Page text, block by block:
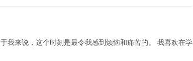
我来说，这个时刻是最令我感到烦恼和痛苦的。 我喜欢在学